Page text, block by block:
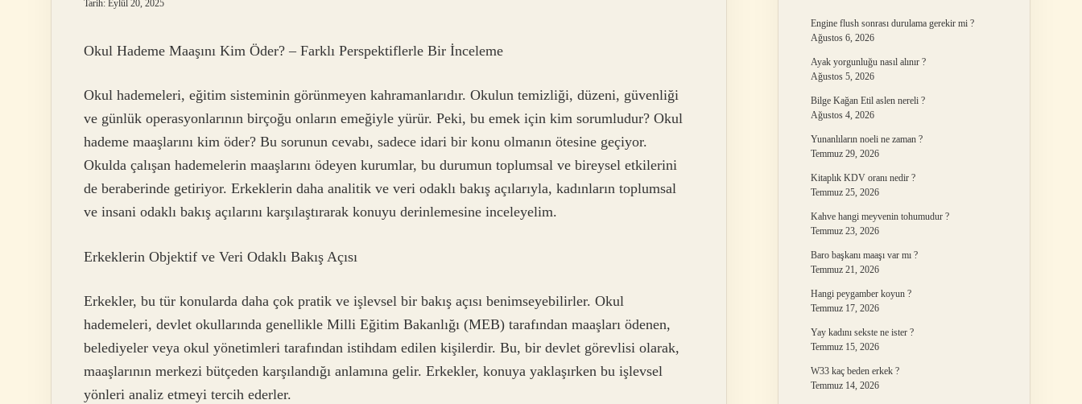
Tarih: Eylül 20, 2025
Okul Hademe Maaşını Kim Öder? – Farklı Perspektiflerle Bir İnceleme
Okul hademeleri, eğitim sisteminin görünmeyen kahramanlarıdır. Okulun temizliği, düzeni, güvenliği
ve günlük operasyonlarının birçoğu onların emeğiyle yürür. Peki, bu emek için kim sorumludur? Okul
hademe maaşlarını kim öder? Bu sorunun cevabı, sadece idari bir konu olmanın ötesine geçiyor.
Okulda çalışan hademelerin maaşlarını ödeyen kurumlar, bu durumun toplumsal ve bireysel etkilerini
de beraberinde getiriyor. Erkeklerin daha analitik ve veri odaklı bakış açılarıyla, kadınların toplumsal
ve insani odaklı bakış açılarını karşılaştırarak konuyu derinlemesine inceleyelim.
Erkeklerin Objektif ve Veri Odaklı Bakış Açısı
Erkekler, bu tür konularda daha çok pratik ve işlevsel bir bakış açısı benimseyebilirler. Okul
hademeleri, devlet okullarında genellikle Milli Eğitim Bakanlığı (MEB) tarafından maaşları ödenen,
belediyeler veya okul yönetimleri tarafından istihdam edilen kişilerdir. Bu, bir devlet görevlisi olarak,
maaşlarının merkezi bütçeden karşılandığı anlamına gelir. Erkekler, konuya yaklaşırken bu işlevsel
yönleri analiz etmeyi tercih ederler.
Engine flush sonrası durulama gerekir mi ?
Ağustos 6, 2026
Ayak yorgunluğu nasıl alınır ?
Ağustos 5, 2026
Bilge Kağan Etil aslen nereli ?
Ağustos 4, 2026
Yunanlıların noeli ne zaman ?
Temmuz 29, 2026
Kitaplık KDV oranı nedir ?
Temmuz 25, 2026
Kahve hangi meyvenin tohumudur ?
Temmuz 23, 2026
Baro başkanı maaşı var mı ?
Temmuz 21, 2026
Hangi peygamber koyun ?
Temmuz 17, 2026
Yay kadını sekste ne ister ?
Temmuz 15, 2026
W33 kaç beden erkek ?
Temmuz 14, 2026